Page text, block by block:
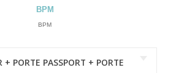
BPM
BPM
+ PORTE PASSPORT + PORTE